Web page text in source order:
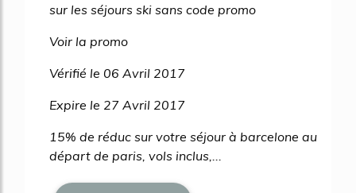
sur les séjours ski sans code promo
Voir la promo
Vérifié le 06 Avril 2017
Expire le 27 Avril 2017
15% de réduc sur votre séjour à barcelone au
départ de paris, vols inclus,...